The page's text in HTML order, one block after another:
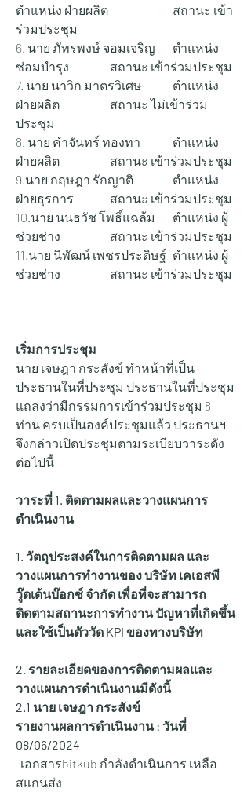
ตำแหน่ง ฝ่ายผลิต 		สถานะ เข้า
ร่วมประชุม
6. นาย ภัทรพงษ์ จอมเจริญ 	ตำแหน่ง
ซ่อมบำรุง 		สถานะ เข้าร่วมประชุม
7. นาย นาวิก มาตรวิเศษ 	ตำแหน่ง
ฝ่ายผลิต 		สถานะ ไม่เข้าร่วม
ประชุม
8. นาย คำจันทร์ ทองทา 	ตำแหน่ง
ฝ่ายผลิต 		สถานะ เข้าร่วมประชุม
9.นาย กฤษฎา รักญาติ 		ตำแหน่ง
ฝ่ายธุรการ 		สถานะ เข้าร่วมประชุม
10.นาย นนธวัช โพธิ์แฉล้ม 	ตำแหน่ง ผู้
ช่วยช่าง 		สถานะ เข้าร่วมประชุม
11.นาย นิพัฒน์ เพชรประดิษฐ์ 	ตำแหน่ง ผู้
ช่วยช่าง 		สถานะ เข้าร่วมประชุม
เริ่มการประชุม
นาย เจษฎา กระสังข์ ทำหน้าที่เป็น
ประธานในที่ประชุม ประธานในที่ประชุม
แถลงว่ามีกรรมการเข้าร่วมประชุม 8
ท่าน ครบเป็นองค์ประชุมแล้ว ประธานฯ
จึงกล่าวเปิดประชุมตามระเบียบวาระดัง
ต่อไปนี้
วาระที่ 1. ติดตามผลและวางแผนการ
ดำเนินงาน
1. วัตถุประสงค์ในการติดตามผล และ
วางแผนการทำงานของ บริษัท เคเอสพี
วู๊ดเด้นบ๊อกซ์ จำกัด เพื่อที่จะสามารถ
ติดตามสถานะการทำงาน ปัญหาที่เกิดขึ้น
และใช้เป็นตัววัด KPI ของทางบริษัท
2. รายละเอียดของการติดตามผลและ
วางแผนการดำเนินงานมีดังนี้
2.1 นาย เจษฎา กระสังข์
รายงานผลการดำเนินงาน : วันที่
08/06/2024
-เอกสารbitkub กำลังดำเนินการ เหลือ
สแกนส่ง